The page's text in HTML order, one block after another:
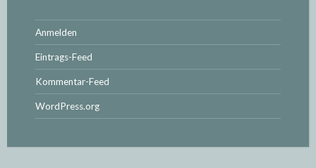
Anmelden
Eintrags-Feed
Kommentar-Feed
WordPress.org